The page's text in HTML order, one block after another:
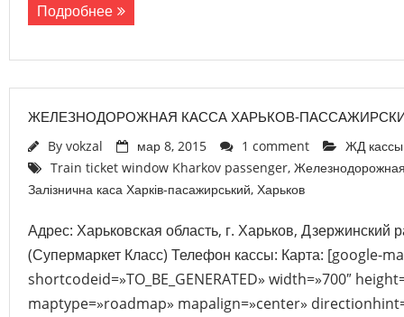
Подробнее
ЖЕЛЕЗНОДОРОЖНАЯ КАССА ХАРЬКОВ-
By vokzal мар 8, 2015 1 comment
ЖД кассы
Train ticket window Kharkov passenger,
Залізнична каса Харків-пасажирський, Харьков
Адрес: Харьковская область, г. Харьков,
(Супермаркет Класс) Телефон кассы: Карта: [google-
shortcodeid=»TO_BE_GENERATED» width=»700″
maptype=»roadmap» mapalign=»center»